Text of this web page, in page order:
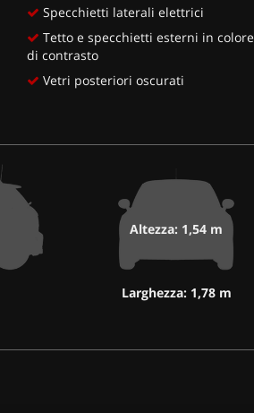
Specchietti laterali elettrici
Tetto e specchietti esterni in colore
di contrasto
Vetri posteriori oscurati
Altezza: 1,54 m
Larghezza: 1,78 m